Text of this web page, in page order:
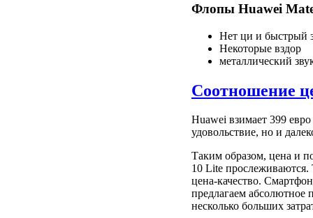
Флопы Huawei
Нет ци и быстрый
Некоторые вздор
металлический
Соотношение
Huawei взимает 399
удовольствие, но и
Таким образом, цена и
10 Lite
цена-качество.
предлагаем абсолютное
несколько больших